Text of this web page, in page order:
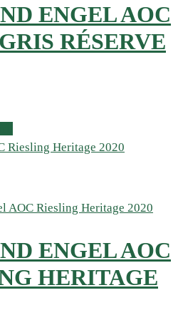
ENGEL AOC
RÉSERVE
ENGEL AOC
HERITAGE